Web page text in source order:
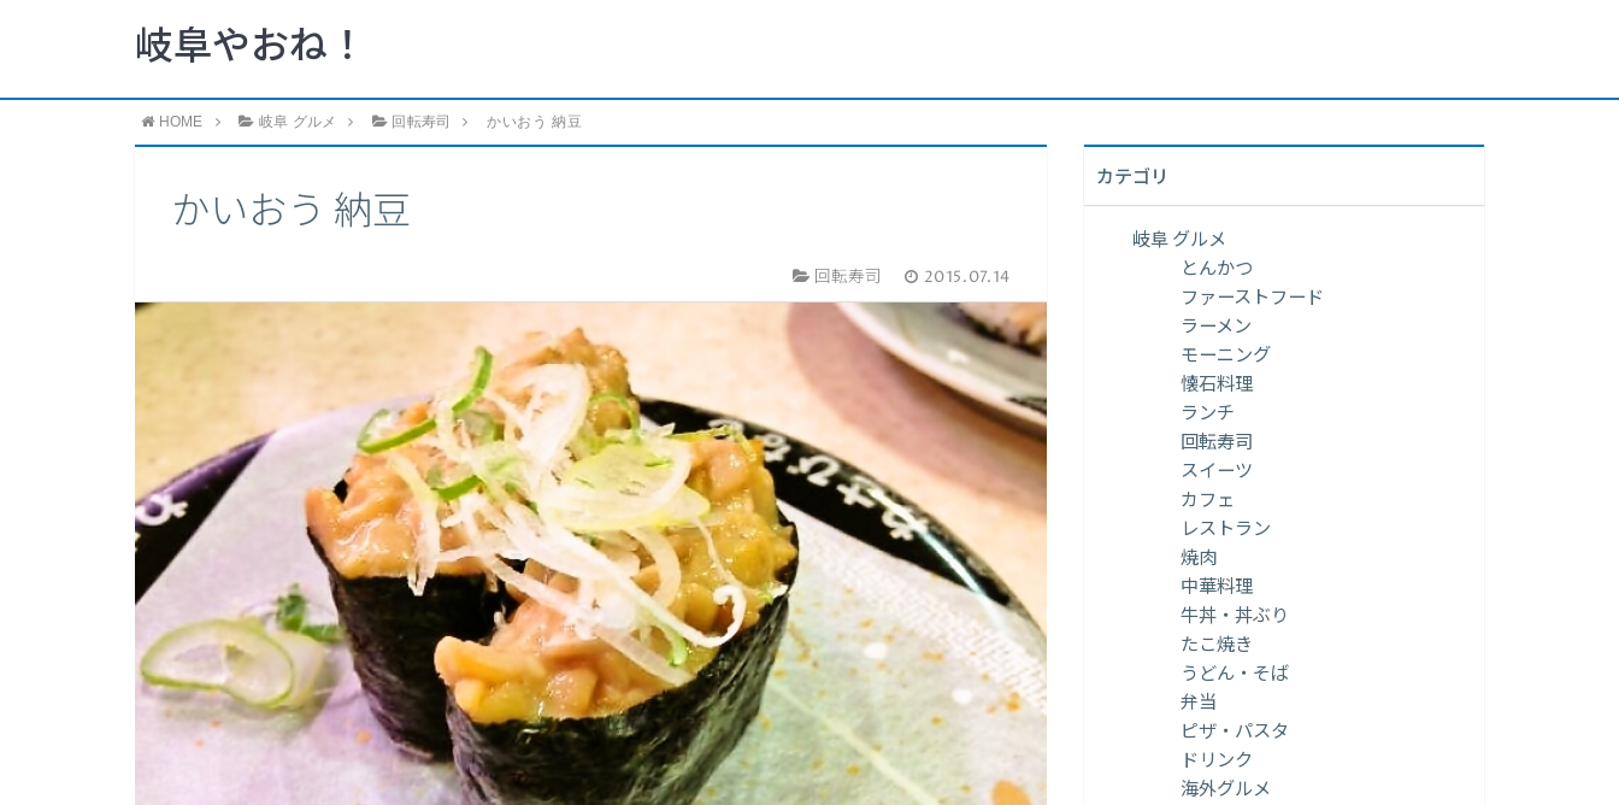
岐阜やおね！
HOME 岐阜 グルメ 回転寿司 かいおう 納豆
かいおう 納豆
回転寿司 2015.07.14
カテゴリ
岐阜 グルメ
とんかつ
ファーストフード
ラーメン
モーニング
懐石料理
ランチ
回転寿司
スイーツ
カフェ
レストラン
焼肉
中華料理
牛丼・丼ぶり
たこ焼き
うどん・そば
弁当
ピザ・パスタ
ドリンク
海外グルメ